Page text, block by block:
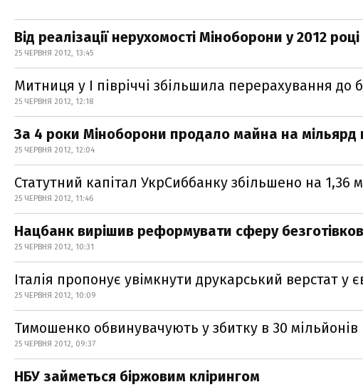
Від реалізації нерухомості Міноборони у 2012
25 ЧЕРВНЯ 2012, 13:45
Митниця у І півріччі збільшила перерахування до
25 ЧЕРВНЯ 2012, 12:18
За 4 роки Міноборони продало майна на мільярд
25 ЧЕРВНЯ 2012, 12:04
Статутний капітал УкрСиббанку збільшено на 1,36
25 ЧЕРВНЯ 2012, 11:46
Нацбанк вирішив реформувати сферу
25 ЧЕРВНЯ 2012, 10:31
Італія пропонує увімкнути друкарський верстат у
25 ЧЕРВНЯ 2012, 10:09
Тимошенко обвинувачують у збитку в 30 мільйонів
25 ЧЕРВНЯ 2012, 09:37
НБУ займеться біржовим клірингом